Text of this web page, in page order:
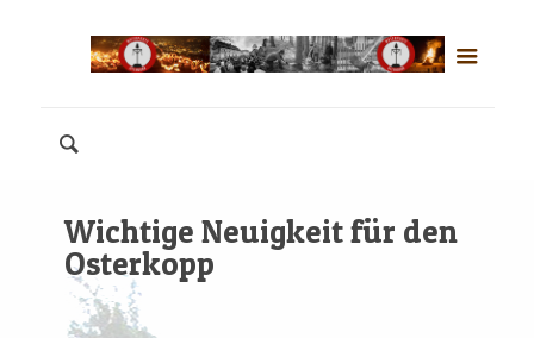
Wichtige Neuigkeit für den
Osterkopp